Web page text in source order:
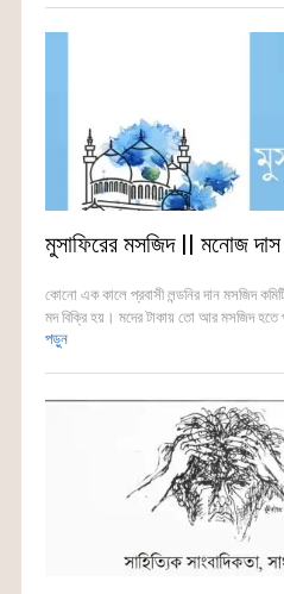
মুসাফিরের মসজিদ || মনোজ দাস
কোনো এক কালে প্রবাসী লন্ডনির দান মসজিদ
মদ বিক্রি হয়। মদের টাকায় তো আর মসজিদ হতে
পড়ুন